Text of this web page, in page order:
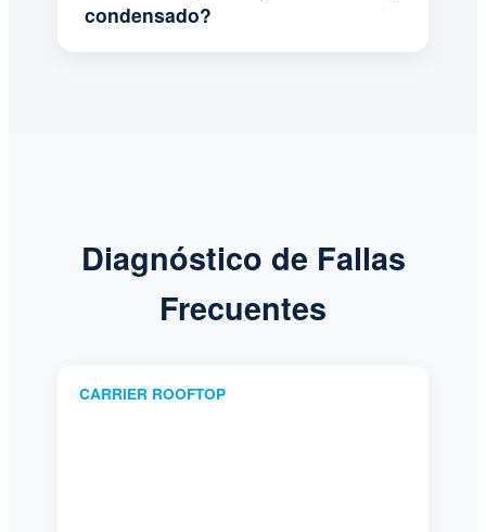
condensado?
Diagnóstico de Fallas
Frecuentes
CARRIER ROOFTOP